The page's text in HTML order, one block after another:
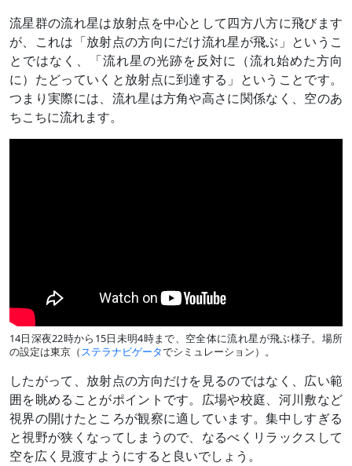
流星群の流れ星は放射点を中心として四方八方に飛びます
が、これは「放射点の方向にだけ流れ星が飛ぶ」というこ
とではなく、「流れ星の光跡を反対に（流れ始めた方向
に）たどっていくと放射点に到達する」ということです。
つまり実際には、流れ星は方角や高さに関係なく、空のあ
ちこちに流れます。
14日深夜22時から15日未明4時まで、空全体に流れ星が飛ぶ様子。場所
の設定は東京（ステラナビゲータでシミュレーション）。
したがって、放射点の方向だけを見るのではなく、広い範
囲を眺めることがポイントです。広場や校庭、河川敷など
視界の開けたところが観察に適しています。集中しすぎる
と視野が狭くなってしまうので、なるべくリラックスして
空を広く見渡すようにすると良いでしょう。